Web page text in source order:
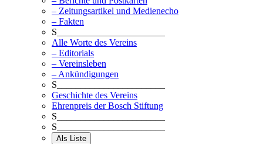
– Zeitungsartikel und Medienecho
– Fakten
S_______________________
Alle Worte des Vereins
– Editorials
– Vereinsleben
– Ankündigungen
S_______________________
Geschichte des Vereins
Ehrenpreis der Bosch Stiftung
S_______________________
S_______________________
Als Liste